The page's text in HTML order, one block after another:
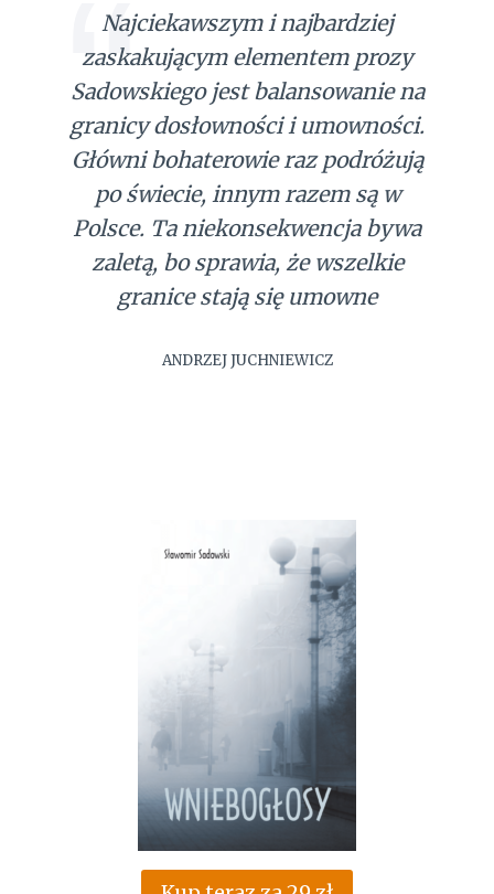
Najciekawszym i najbardziej
zaskakującym elementem prozy
Sadowskiego jest balansowanie na
granicy dosłowności i umowności.
Główni bohaterowie raz podróżują
po świecie, innym razem są w
Polsce. Ta niekonsekwencja bywa
zaletą, bo sprawia, że wszelkie
granice stają się umowne
ANDRZEJ JUCHNIEWICZ